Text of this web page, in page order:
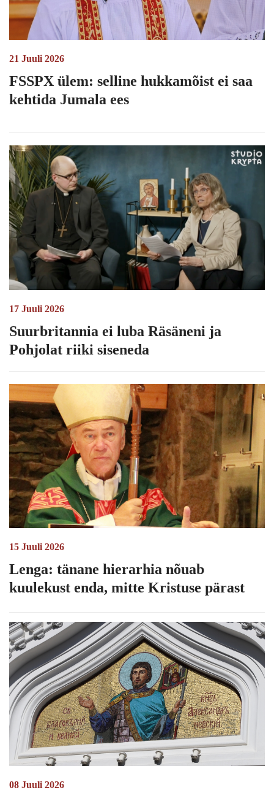
21 Juuli 2026
FSSPX ülem: selline hukkamõist ei saa
kehtida Jumala ees
17 Juuli 2026
Suurbritannia ei luba Räsäneni ja
Pohjolat riiki siseneda
15 Juuli 2026
Lenga: tänane hierarhia nõuab
kuulekust enda, mitte Kristuse pärast
08 Juuli 2026